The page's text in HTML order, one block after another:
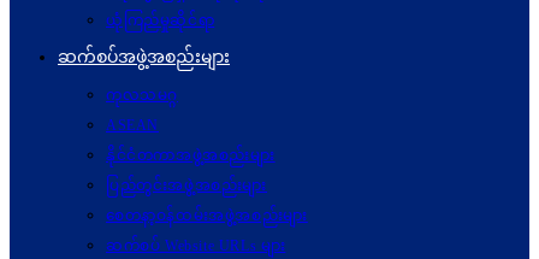
ယုံကြည်မှုဆိုင်ရာ
ဆက်စပ်အဖွဲ့အစည်းများ
ကုလသမဂ္ဂ
ASEAN
နိုင်ငံတကာအဖွဲ့အစည်းများ
ပြည်တွင်းအဖွဲ့အစည်းများ
စေတနာ့ဝန်ထမ်းအဖွဲ့အစည်းများ
ဆက်စပ် Website URLs များ